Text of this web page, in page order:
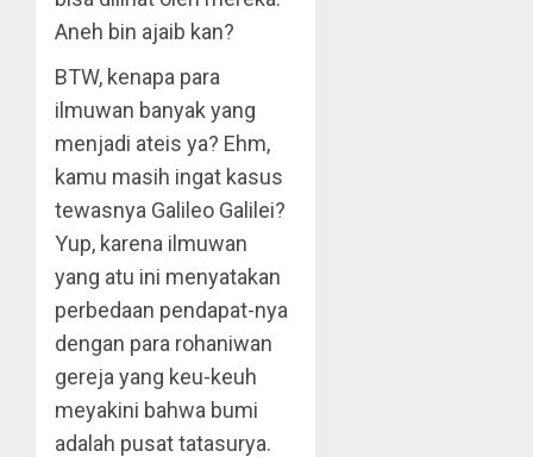
Aneh bin ajaib kan?
BTW, kenapa para
ilmuwan banyak yang
menjadi ateis ya? Ehm,
kamu masih ingat kasus
tewasnya Galileo Galilei?
Yup, karena ilmuwan
yang atu ini menyatakan
perbedaan pendapat-nya
dengan para rohaniwan
gereja yang keu-keuh
meyakini bahwa bumi
adalah pusat tatasurya.